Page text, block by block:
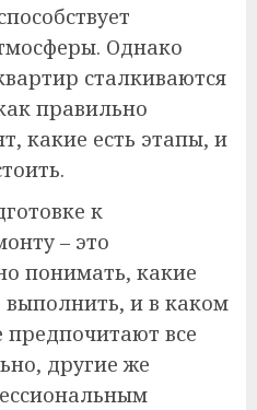
Однако
сталкиваются
правильно
какие есть этапы, и
к
– это
понимать, какие
и в каком
все
другие же